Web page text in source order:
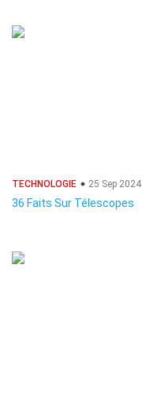
TECHNOLOGIE 25 Sep 2024
36 Faits Sur Télescopes